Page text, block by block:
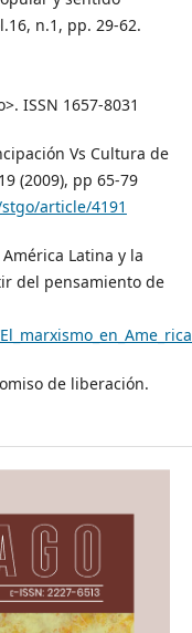
n.1, pp. 29-62.
ISSN 1657-8031
Vs Cultura de
(2009), pp 65-79
article/4191
Latina y la
del pensamiento de
de liberación.